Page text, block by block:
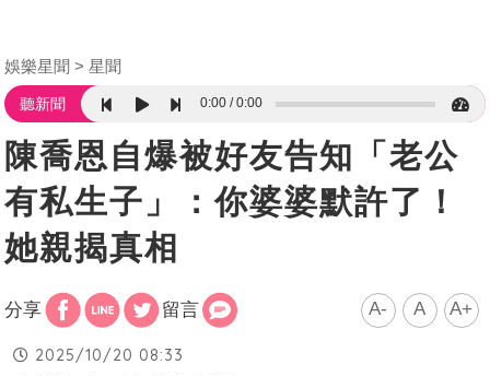
娛樂星聞 星聞
聽新聞 0:00 0:00
陳喬恩自爆被好友告知「老公
有私生子」：你婆婆默許了！
她親揭真相
分享 留言 A- A A+
2025/10/20 08:33